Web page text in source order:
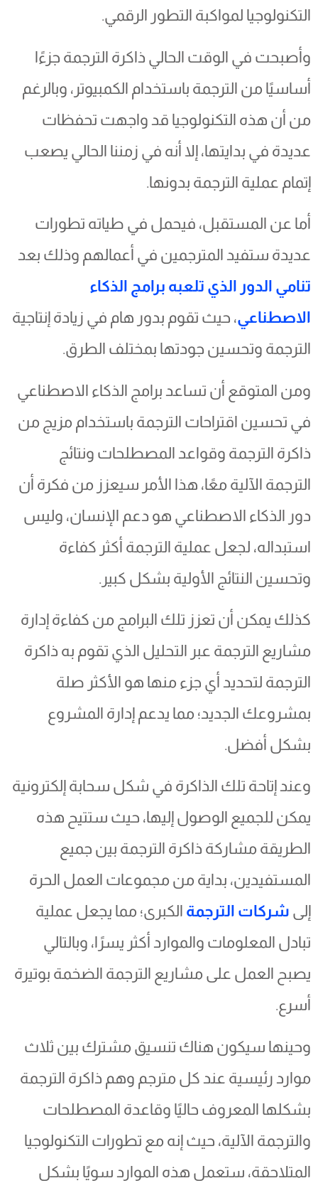
التكنولوجيا لمواكبة التطور الرقمي.
وأصبحت في الوقت الحالي ذاكرة الترجمة جزءًا
أساسيًا من الترجمة باستخدام الكمبيوتر، وبالرغم
من أن هذه التكنولوجيا قد واجهت تحفظات
عديدة في بدايتها، إلا أنه في زمننا الحالي يصعب
إتمام عملية الترجمة بدونها.
أما عن المستقبل، فيحمل في طياته تطورات
عديدة ستفيد المترجمين في أعمالهم وذلك بعد
تنامي الدور الذي تلعبه برامج الذكاء
الاصطناعي ، حيث تقوم بدور هام في زيادة إنتاجية
الترجمة وتحسين جودتها بمختلف الطرق.
ومن المتوقع أن تساعد برامج الذكاء الاصطناعي
في تحسين اقتراحات الترجمة باستخدام مزيج من
ذاكرة الترجمة وقواعد المصطلحات ونتائج
الترجمة الآلية معًا، هذا الأمر سيعزز من فكرة أن
دور الذكاء الاصطناعي هو دعم الإنسان، وليس
استبداله، لجعل عملية الترجمة أكثر كفاءة
وتحسين النتائج الأولية بشكل كبير.
كذلك يمكن أن تعزز تلك البرامج من كفاءة إدارة
مشاريع الترجمة عبر التحليل الذي تقوم به ذاكرة
الترجمة لتحديد أي جزء منها هو الأكثر صلة
بمشروعك الجديد؛ مما يدعم إدارة المشروع
بشكل أفضل.
وعند إتاحة تلك الذاكرة في شكل سحابة إلكترونية
يمكن للجميع الوصول إليها، حيث ستتيح هذه
الطريقة مشاركة ذاكرة الترجمة بين جميع
المستفيدين، بداية من مجموعات العمل الحرة
إلى شركات الترجمةالكبرى؛ مما يجعل عملية
تبادل المعلومات والموارد أكثر يسرًا، وبالتالي
يصبح العمل على مشاريع الترجمة الضخمة بوتيرة
أسرع.
وحينها سيكون هناك تنسيق مشترك بين ثلاث
موارد رئيسية عند كل مترجم وهم ذاكرة الترجمة
بشكلها المعروف حاليًا وقاعدة المصطلحات
والترجمة الآلية، حيث إنه مع تطورات التكنولوجيا
المتلاحقة، ستعمل هذه الموارد سويًا بشكل